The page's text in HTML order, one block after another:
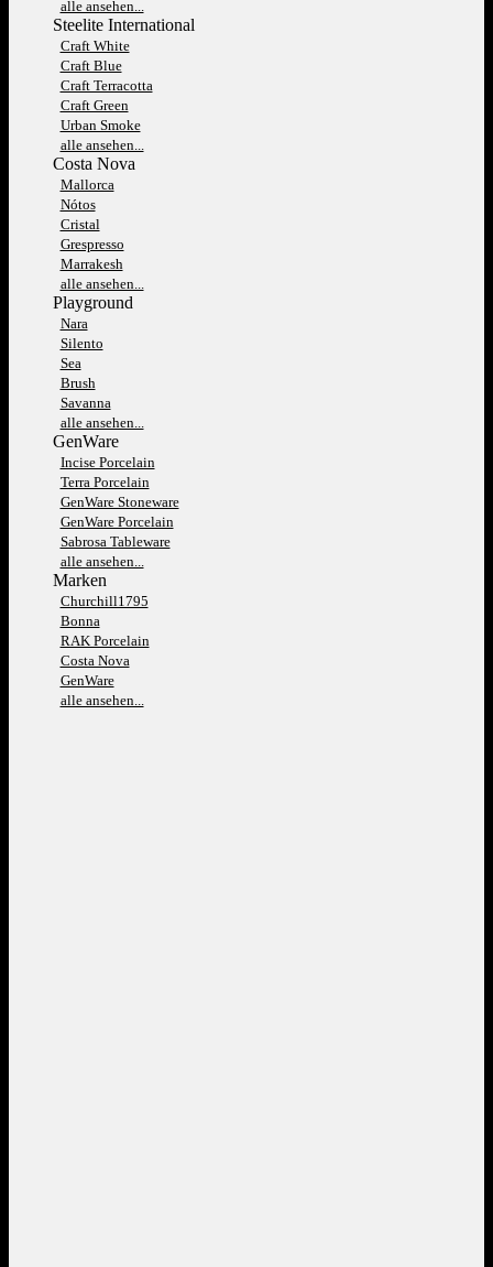
alle ansehen...
Steelite International
Craft White
Craft Blue
Craft Terracotta
Craft Green
Urban Smoke
alle ansehen...
Costa Nova
Mallorca
Nótos
Cristal
Grespresso
Marrakesh
alle ansehen...
Playground
Nara
Silento
Sea
Brush
Savanna
alle ansehen...
GenWare
Incise Porcelain
Terra Porcelain
GenWare Stoneware
GenWare Porcelain
Sabrosa Tableware
alle ansehen...
Marken
Churchill1795
Bonna
RAK Porcelain
Costa Nova
GenWare
alle ansehen...